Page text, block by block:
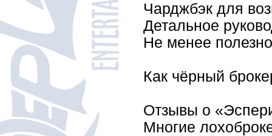
Чарджбэк для
Детальное
Не менее
Как чёрный
Отзывы о
Многие